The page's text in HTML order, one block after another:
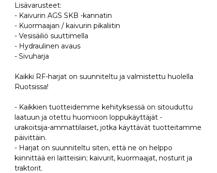
Lisävarusteet:
- Kaivurin AGS SKB -kannatin
- Kuormaajan / kaivurin pikaliitin
- Vesisäiliö suuttimella
- Hydraulinen avaus
- Sivuharja
Kaikki RF-harjat on suunniteltu ja valmistettu huolella
Ruotsissa!
- Kaikkien tuotteidemme kehityksessä on sitouduttu
laatuun ja otettu huomioon loppukäyttäjät -
urakoitsija-ammattilaiset, jotka käyttävät tuotteitamme
päivittäin.
- Harjat on suunniteltu siten, että ne on helppo
kiinnittää eri laitteisiin; kaivurit, kuormaajat, nosturit ja
traktorit.